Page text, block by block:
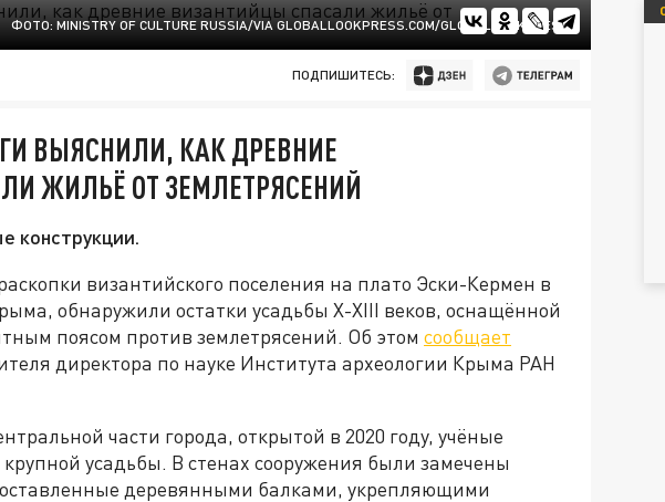
ФОТО: MINISTRY OF CULTURE RUSSIA/VIA GLOBALLOOKPRESS.COM/GLOBALLOOKPRESS
ПОДПИШИТЕСЬ:
ВЫЯСНИЛИ, КАК ДРЕВНИЕ
ЖИЛЬЁ ОТ ЗЕМЛЕТРЯСЕНИЙ
конструкции.
византийского поселения на плато Эски-Кермен в
обнаружили остатки усадьбы X-XIII веков, оснащённой
поясом против землетрясений. Об этом сообщает
директора по науке Института археологии Крыма РАН
части города, открытой в 2020 году, учёные
усадьбы. В стенах сооружения были замечены
деревянными балками, укрепляющими